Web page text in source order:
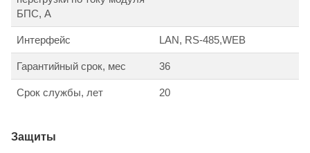
БПС, А
Интерфейс LAN, RS-485,WEB
Гарантийный срок, мес 36
Срок службы, лет 20
Защиты